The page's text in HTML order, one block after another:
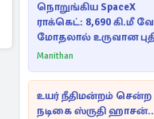
நொறுங்கிய SpaceX
ராக்கெட்: 8,690 கி.மீ
மோதலால் உருவான
பள்ளம்!
Manithan
உயர் நீதிமன்றம் சென்ற
நடிகை ஸ்ருதி ஹாசன்..